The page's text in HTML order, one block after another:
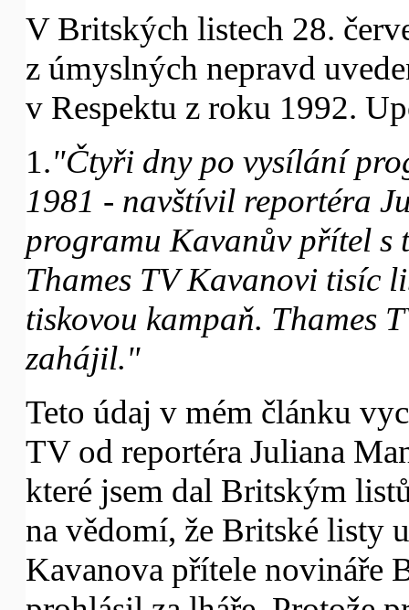
V Britských listech 28.
z úmyslných nepravd
v Respektu z roku 1992.
1."Čtyři dny po vysílání
1981 - navštívil reportéra
programu Kavanův přítel s
Thames TV Kavanovi tisíc
tiskovou kampaň. Thames
zahájil."
Teto údaj v mém článku
TV od reportéra Juliana
které jsem dal Britským
na vědomí, že Britské listy
Kavanova přítele novináře